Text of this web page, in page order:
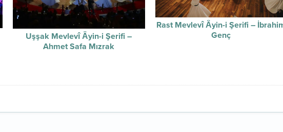
Uşşak Mevlevî Âyin-i Şerifi –
Ahmet Safa Mızrak
Rast Mevlevî Âyin-i Şerifi –
Genç